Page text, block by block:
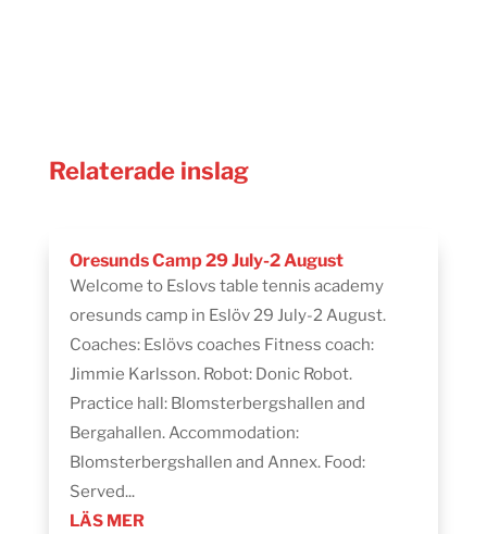
Relaterade inslag
Oresunds Camp 29 July-2 August
Welcome to Eslovs table tennis academy
oresunds camp in Eslöv 29 July-2 August.
Coaches: Eslövs coaches Fitness coach:
Jimmie Karlsson. Robot: Donic Robot.
Practice hall: Blomsterbergshallen and
Bergahallen. Accommodation:
Blomsterbergshallen and Annex. Food:
Served...
LÄS MER